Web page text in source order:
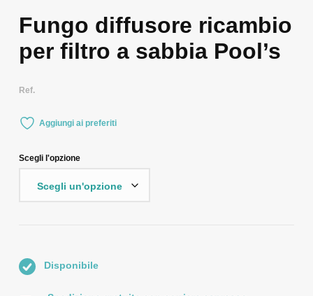
Fungo diffusore ricambio
per filtro a sabbia Pool’s
Ref.
Aggiungi ai preferiti
Scegli l'opzione
Disponibile